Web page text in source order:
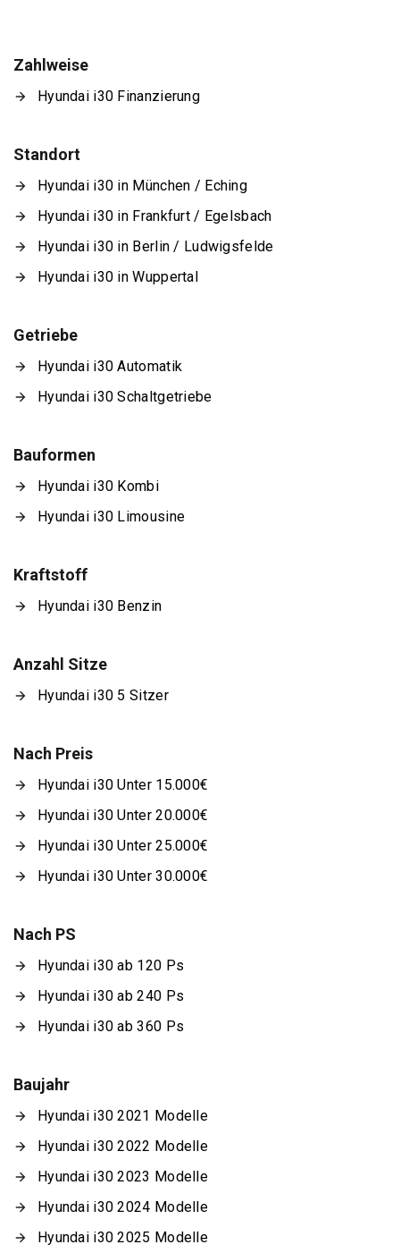
Zahlweise
Hyundai i30 Finanzierung
Standort
Hyundai i30 in München / Eching
Hyundai i30 in Frankfurt / Egelsbach
Hyundai i30 in Berlin / Ludwigsfelde
Hyundai i30 in Wuppertal
Getriebe
Hyundai i30 Automatik
Hyundai i30 Schaltgetriebe
Bauformen
Hyundai i30 Kombi
Hyundai i30 Limousine
Kraftstoff
Hyundai i30 Benzin
Anzahl Sitze
Hyundai i30 5 Sitzer
Nach Preis
Hyundai i30 Unter 15.000€
Hyundai i30 Unter 20.000€
Hyundai i30 Unter 25.000€
Hyundai i30 Unter 30.000€
Nach PS
Hyundai i30 ab 120 Ps
Hyundai i30 ab 240 Ps
Hyundai i30 ab 360 Ps
Baujahr
Hyundai i30 2021 Modelle
Hyundai i30 2022 Modelle
Hyundai i30 2023 Modelle
Hyundai i30 2024 Modelle
Hyundai i30 2025 Modelle